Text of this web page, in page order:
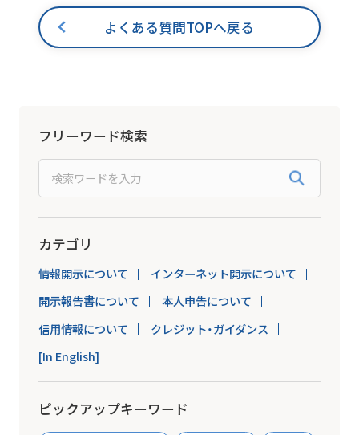
よくある質問TOPへ戻る
フリーワード検索
カテゴリ
情報開示について
インターネット開示について
開示報告書について
本人申告について
信用情報について
クレジット・ガイダンス
[In English]
ピックアップキーワード